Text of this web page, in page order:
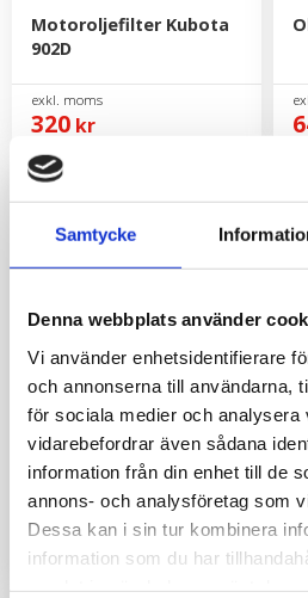
Samtycke
Denna webbplats använder
Vi använder enhetsidentifierare
och annonserna till användarna,
för sociala medier och analysera
vidarebefordrar även sådana
information från din enhet till de
annons- och analysföretag som
Dessa kan i sin tur kombinera
information som du har
Motoroljefilter Kubota
902D
320 kr
Servicekit Bison
8/10/11000 - 200tim
Service 200 timmar
1 360kr